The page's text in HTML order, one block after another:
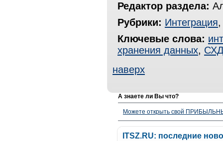
Редактор раздела:
Рубрики: Интеграция
Ключевые слова:
хранения данных,
наверх
А знаете ли Вы что?
Можете открыть свой
ITSZ.RU: последние